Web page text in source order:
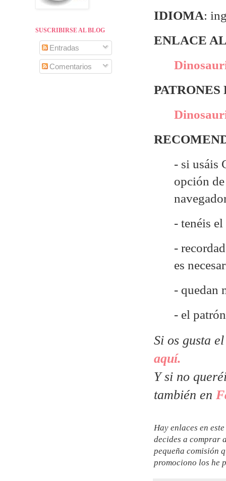
IDIOMA:
ENLACE
- si usáis
opción
- tenéis
-
es
- quedan
- el
Si os gusta
aquí.
Y si no
también en
Hay enlaces en
decides a comprar
pequeña comisión
promociono los he
SUSCRIBIRSE AL BLOG
Entradas
Comentarios